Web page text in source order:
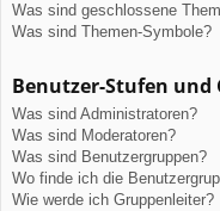
Was sind geschlossene
Was sind Themen-Symbole?
Benutzer-Stufen und
Was sind Administratoren?
Was sind Moderatoren?
Was sind Benutzergruppen?
Wo finde ich die
Wie werde ich Gruppenleiter?